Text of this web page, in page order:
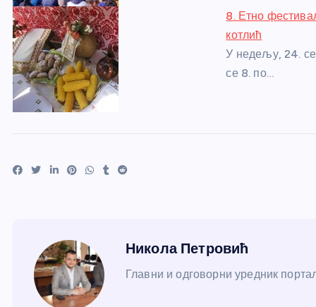
8. Етно
котлић
У недељу, 24.
се 8. по…
Никола Петровић
Главни и одговорни уредник